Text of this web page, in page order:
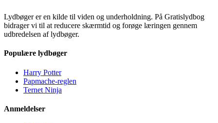
Lydbøger er en kilde til viden og underholdning. På Gratislydbog
bidrager vi til at reducere skærmtid og forøge læringen gennem
udbredelsen af lydbøger.
Populære lydbøger
Harry Potter
Papmache-reglen
Ternet Ninja
Anmeldelser